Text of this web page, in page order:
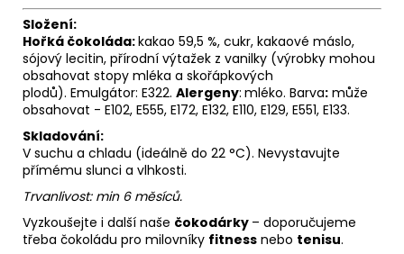
Složení:
Hořká čokoláda:kakao 59,5 %, cukr, kakaové máslo,
sójový lecitin, přírodní výtažek z vanilky (výrobky mohou
obsahovat stopy mléka a skořápkových
plodů). Emulgátor: E322. Alergeny: mléko. Barva: může
obsahovat - E102, E555, E172, E132, E110, E129, E551, E133.
Skladování:
V suchu a chladu (ideálně do 22 °C). Nevystavujte
přímému slunci a vlhkosti.
Trvanlivost: min 6 měsíců.
Vyzkoušejte i další naše čokodárky – doporučujeme
třeba čokoládu pro milovníky fitness nebo tenisu.